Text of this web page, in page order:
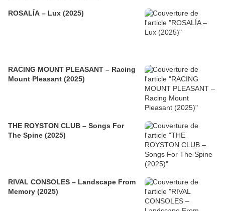
ROSALÍA – Lux (2025)
RACING MOUNT PLEASANT – Racing
Mount Pleasant (2025)
THE ROYSTON CLUB – Songs For
The Spine (2025)
RIVAL CONSOLES – Landscape From
Memory (2025)